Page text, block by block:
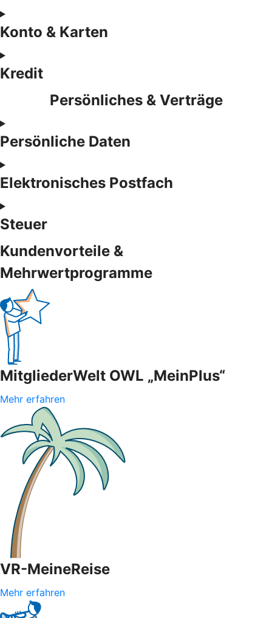
Konto & Karten
Kredit
Persönliches & Verträge
Persönliche Daten
Elektronisches Postfach
Steuer
Kundenvorteile &
Mehrwertprogramme
MitgliederWelt OWL „MeinPlus“
Mehr erfahren
VR-MeineReise
Mehr erfahren